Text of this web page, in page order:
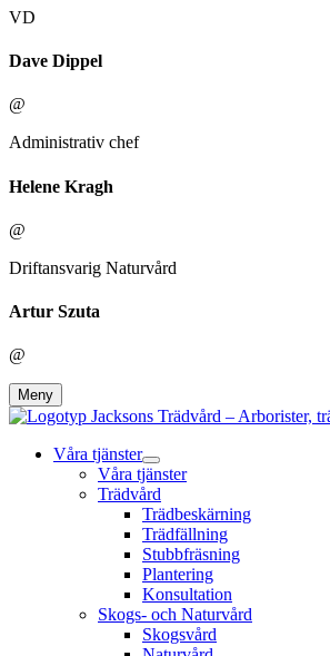
VD
Dave Dippel
@
Administrativ chef
Helene Kragh
@
Driftansvarig Naturvård
Artur Szuta
@
Meny
Våra tjänster
Våra tjänster
Trädvård
Trädbeskärning
Trädfällning
Stubbfräsning
Plantering
Konsultation
Skogs- och Naturvård
Skogsvård